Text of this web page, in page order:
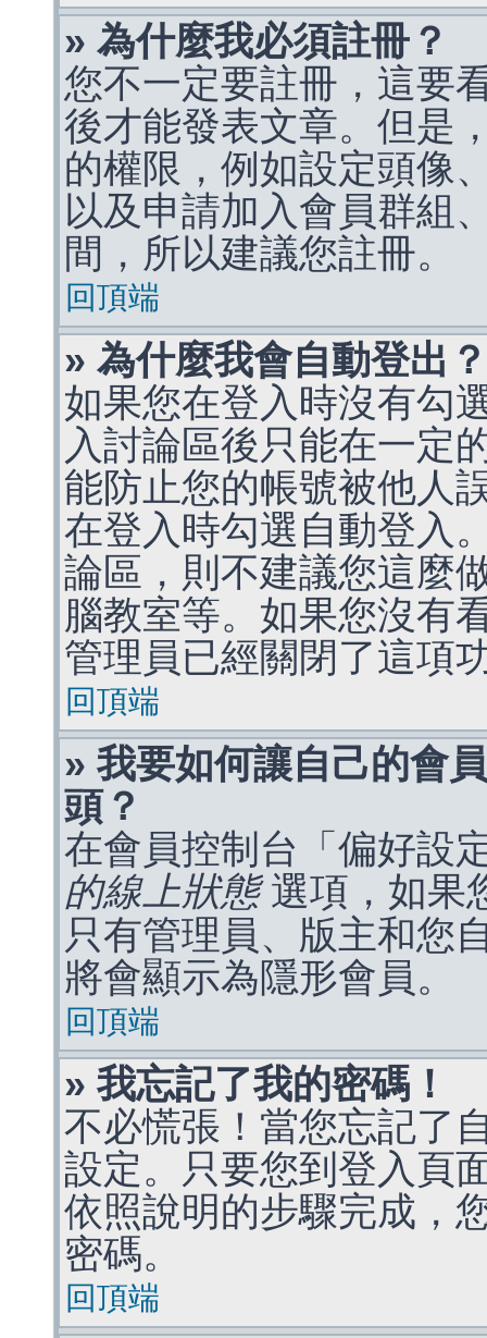
» 為什麼我必須註冊？
您不一定要註冊，這要
後才能發表文章。但是
的權限，例如設定頭像
以及申請加入會員群組
間，所以建議您註冊。
回頂端
» 為什麼我會自動登出？
如果您在登入時沒有勾
入討論區後只能在一定
能防止您的帳號被他人
在登入時勾選自動登入
論區，則不建議您這麼
腦教室等。如果您沒有
管理員已經關閉了這項
回頂端
» 我要如何讓自己的會
頭？
在會員控制台「偏好設
的線上狀態選項，如果
只有管理員、版主和您
將會顯示為隱形會員。
回頂端
» 我忘記了我的密碼！
不必慌張！當您忘記了
設定。只要您到登入頁
依照說明的步驟完成，
密碼。
回頂端